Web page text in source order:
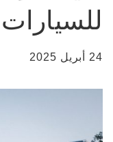
للسيارات 2025
24 أبريل 2025